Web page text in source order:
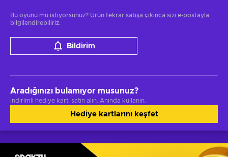
Bu oyunu mu istiyorsunuz? Ürün tekrar satışa çıkınca sizi e-postayla
bilgilendirebiliriz.
Bildirim
Aradığınızı bulamıyor musunuz?
İndirimli hediye kartı satın alın. Anında kullanın.
Hediye kartlarını keşfet